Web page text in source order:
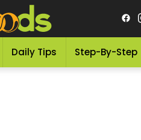
Daily Tips Step-By-Step